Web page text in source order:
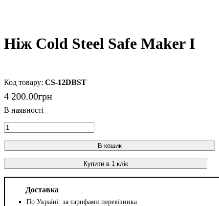
Ніж Cold Steel Safe Maker I
CS-12DBST
4 200.00грн
В кошик
Купити в 1 клік
Доставка
По Україні: за тарифами перевізника